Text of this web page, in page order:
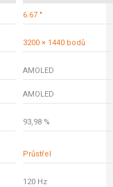
6.67 "
3200 × 1440 bodů
AMOLED
AMOLED
93,98 %
Průstřel
120 Hz